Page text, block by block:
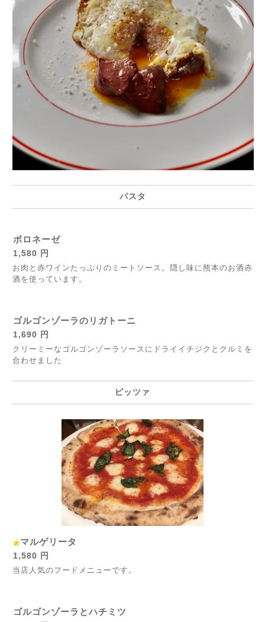
パスタ
ボロネーゼ
1,580 円
お肉と赤ワインたっぷりのミートソース。隠し味に熊本のお酒赤
酒を使っています。
ゴルゴンゾーラのリガトーニ
1,690 円
クリーミーなゴルゴンゾーラソースにドライイチジクとクルミを
合わせました
ピッツァ
マルゲリータ
1,580 円
当店人気のフードメニューです。
ゴルゴンゾーラとハチミツ